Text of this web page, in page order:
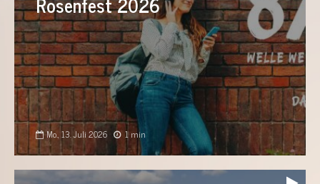
Mo., 13. Juli 2026 1 min
Audio-